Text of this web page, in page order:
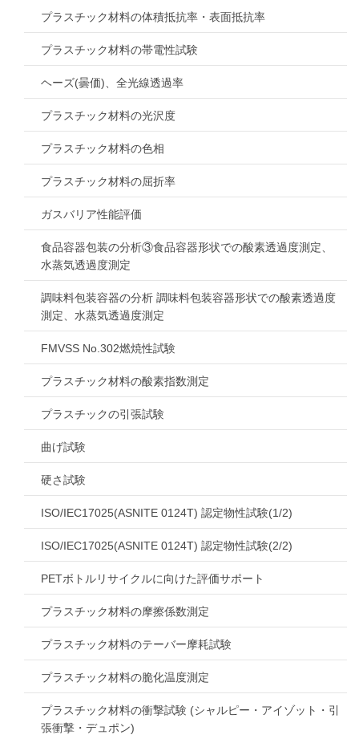
プラスチック材料の体積抵抗率・表面抵抗率
プラスチック材料の帯電性試験
ヘーズ(曇価)、全光線透過率
プラスチック材料の光沢度
プラスチック材料の色相
プラスチック材料の屈折率
ガスバリア性能評価
食品容器包装の分析③食品容器形状での酸素透過度測定、
水蒸気透過度測定
調味料包装容器の分析 調味料包装容器形状での酸素透過度
測定、水蒸気透過度測定
FMVSS No.302燃焼性試験
プラスチック材料の酸素指数測定
プラスチックの引張試験
曲げ試験
硬さ試験
ISO/IEC17025(ASNITE 0124T) 認定物性試験(1/2)
ISO/IEC17025(ASNITE 0124T) 認定物性試験(2/2)
PETボトルリサイクルに向けた評価サポート
プラスチック材料の摩擦係数測定
プラスチック材料のテーバー摩耗試験
プラスチック材料の脆化温度測定
プラスチック材料の衝撃試験 (シャルピー・アイゾット・引
張衝撃・デュポン)